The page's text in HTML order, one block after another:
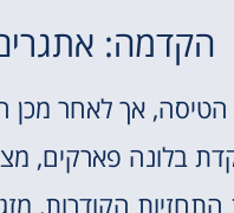
הקדמה:
הטיסה, אך לאחר
בלונה פארקים,
התחזיות הקודרות,